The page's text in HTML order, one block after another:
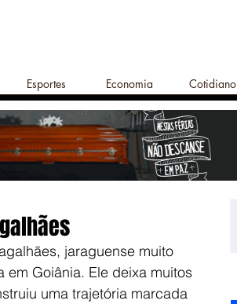
Esportes Economia Cotidiano
jaraguense muito
Goiânia. Ele deixa muitos
uma trajetória marcada